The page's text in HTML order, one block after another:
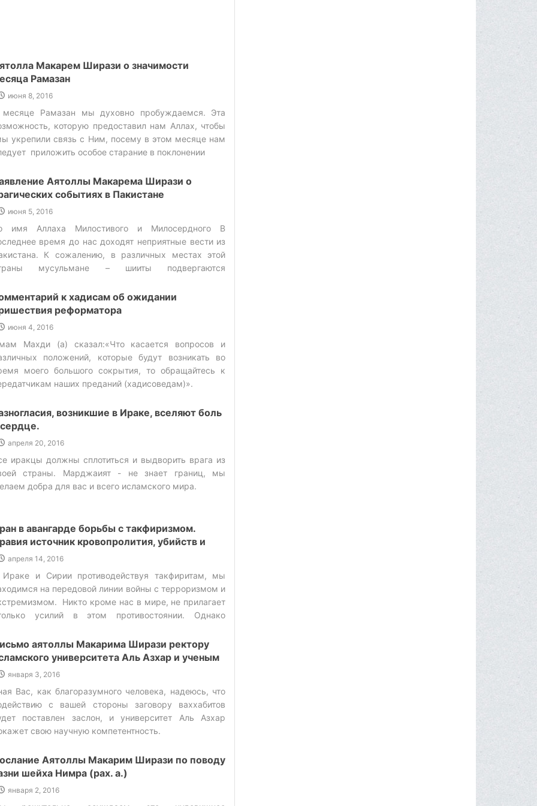
избегать плохой среды. (22)‌ Вожделение –
регресса общества‌ Вожделение, антонимом
является такое понятие как целомудрие и
нрава, если превалирует в обществе, то
его к упадку. (23) История свидетельствует
лидеры, потворствовавшие своей похоти, потерпели
(24) Как утверждают эксперты, в основе
преступлений, лежит страсть и
(а) сказал об этом следующее: «севшего на
вожделения, ждут падения, ущерб от которых
восстановить» (26) (27)‌ Одно из правил в науке
возможны любые падения и потери, в
состоянии, ни чему не нельзя удивляться».
в обществе будут поклоняться только
и не возвеличивать и не делать из страстей и
общество стороной. (29)Цель руководителей
появлению в обществе факторов
проявлению растления социальной
Молодежь в свою очередь, обязана избегать
среды. Пророк Юсуф (а) не смотря на то, что
степенью непорочности, избегал порочной
и общества мотивирующее к аморальным
человека. Имам Джавад (а) пояснил важность
в своем хадисе: «кто прислушается к чьему либо
тот поклонился ему. Посему если это мнение
божественному, значить
поклонился Аллаху, если же
мнению Иблиса, стало быть, поклонился
в сердца людей. Ибо вслушавшийся в чью то
и предавшийся исполнению ее поклонился
есть ни что иное, как смирение перед ним, а
и есть суть поклонения. (33)Спешить
поклонение – показатель ориентированности
божественные ценностиГрех оказывает влияние на
человека. Меняет характер и понижает
не позволяя греховному поведению стать
характера человека и повлиять на
его личности. (35) Сегодня время
добронравии, щедрости. Почему бы
не подготовится к этим соревнованиям,
в грехах и вернувшись к Аллаху. (37)‌
тайн и общественная жизнь‌ К сожалению,
чужих тайн и убеждений. Это служит
многих конфликтов, расхождений и вражды
обществе. (38) Для безопасности, мирного
и консолидации в обществе,
Макарем Ширази о значимости
Рамазан
июня 8, 2016
Рамазан мы духовно пробуждаемся. Эта
которую предоставил нам Аллах, чтобы
укрепили связь с Ним, посему в этом месяце нам
приложить особое старание в поклонении‌
Аятоллы Макарема Ширази о
событиях в Пакистане
июня 5, 2016
имя Аллаха Милостивого и Милосердного‌ В
время до нас доходят неприятные вести из
К сожалению, в различных местах этой
мусульмане – шииты подвергаются
к хадисам об ожидании
реформатора
июня 4, 2016
Махди (а) сказал:«Что касается вопросов и
положений, которые будут возникать во
моего большого сокрытия, то обращайтесь к
наших преданий (хадисоведам)».‌
возникшие в Ираке, вселяют боль
апреля 20, 2016
иракцы должны сплотиться и выдворить врага из
страны. Марджаият - не знает границ, мы
добра для вас и всего исламского мира.
в авангарде борьбы с такфиризмом.
источник кровопролития, убийств и
апреля 14, 2016
и Сирии противодействуя такфиритам, мы
на передовой линии войны с терроризмом и
Никто кроме нас в мире, не прилагает
усилий в этом противостоянии. Однако
аятоллы Макарима Ширази ректору
университета Аль Азхар и ученым
научного центра, относительно
января 3, 2016
Вас, как благоразумного человека, надеюсь, что
с вашей стороны заговору ваххабитов
поставлен заслон, и университет Аль Азхар
свою научную компетентность.‌
Аятоллы Макарим Ширази по поводу
шейха Нимра (рах. а.)
января 2, 2016